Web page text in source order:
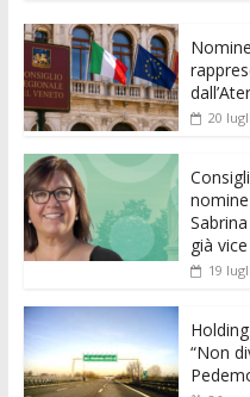
e
b
o
o
k
itt
er l
p
20
già
19
“Non